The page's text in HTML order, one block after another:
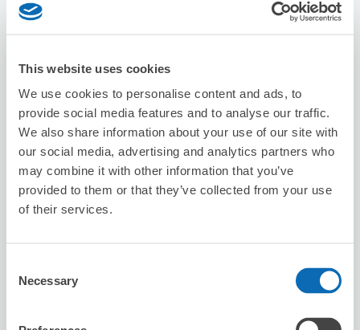
This website uses cookies
We use cookies to personalise content and ads, to
provide social media features and to analyse our traffic.
We also share information about your use of our site with
our social media, advertising and analytics partners who
may combine it with other information that you’ve
provided to them or that they’ve collected from your use
of their services.
Selection
Necessary
預約此店舖
Seven-Eleven Osaka Sakaigawa 1-
chome
从Kujo站步行6分钟。